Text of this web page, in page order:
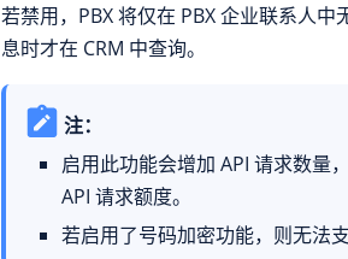
若禁用，PBX 将仅在 PBX 企业联系人中
息时才在 CRM 中查询。
注：
启用此功能会增加 API 请求数量
API 请求额度。
若启用了号码加密功能，则无法